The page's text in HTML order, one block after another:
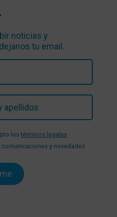
noticias y
tu email.
lostérminos legales
y novedades